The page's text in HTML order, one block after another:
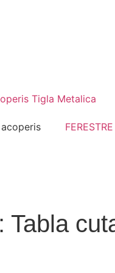
Tigla Metalica
Tabla